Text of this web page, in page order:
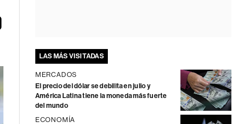
LAS MÁS VISITADAS
MERCADOS
El precio del dólar se debilita en julio y
América Latina tiene la moneda más fuerte
del mundo
ECONOMÍA